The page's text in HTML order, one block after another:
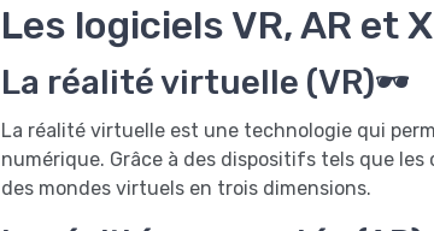
Les logiciels VR, AR et
La réalité virtuelle (VR)🕶️
La réalité virtuelle est une technologie qui
numérique. Grâce à des dispositifs tels que
des mondes virtuels en trois dimensions.